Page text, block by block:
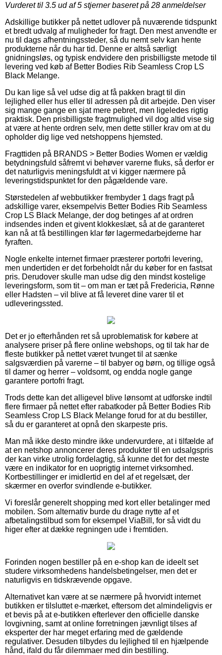
Vurderet til 3.5 ud af 5 stjerner baseret på 28 anmeldelser
Adskillige butikker på nettet udlover på nuværende tidspunkt
et bredt udvalg af muligheder for fragt. Den mest anvendte er
nu til dags afhentningssteder, så du nemt selv kan hente
produkterne når du har tid. Denne er altså særligt
gnidningsløs, og typisk endvidere den prisbilligste metode til
levering ved køb af Better Bodies Rib Seamless Crop LS
Black Melange.
Du kan lige så vel udse dig at få pakken bragt til din
lejlighed eller hus eller til adressen på dit arbejde. Den viser
sig mange gange en sjat mere pebret, men ligeledes rigtig
praktisk. Den prisbilligste fragtmulighed vil dog altid vise sig
at være at hente ordren selv, men dette stiller krav om at du
opholder dig lige ved netshoppens hjemsted.
Fragttiden på BRANDS > Better Bodies Women er vældig
betydningsfuld såfremt vi behøver varerne fluks, så derfor er
det naturligvis meningsfuldt at vi kigger nærmere på
leveringstidspunktet for den pågældende vare.
Størstedelen af webbutikker frembyder 1 dags fragt på
adskillige varer, eksempelvis Better Bodies Rib Seamless
Crop LS Black Melange, der dog betinges af at ordren
indsendes inden et givent klokkeslæt, så at de garanteret
kan nå at få bestillingen klar før lagermedarbejderne har
fyraften.
Nogle enkelte internet firmaer præsterer portofri levering,
men undertiden er det forbeholdt når du køber for en fastsat
pris. Derudover skulle man udse dig den mindst kostelige
leveringsform, som tit – om man er tæt på Fredericia, Rønne
eller Hadsten – vil blive at få leveret dine varer til et
udleveringssted.
Det er jo efterhånden ret så uproblematisk for købere at
analysere priser på flere online webshops, og til tak har de
fleste butikker på nettet været tvunget til at sænke
salgsværdien på varerne – til babyer og børn, og tillige også
til damer og herrer – voldsomt, og endda nogle gange
garantere portofri fragt.
Trods dette kan det alligevel blive lønsomt at udforske indtil
flere firmaer på nettet efter rabatkoder på Better Bodies Rib
Seamless Crop LS Black Melange forud for at du bestiller,
så du er garanteret at opnå den skarpeste pris.
Man må ikke desto mindre ikke undervurdere, at i tilfælde af
at en netshop annoncerer deres produkter til en udsalgspris
der kan virke utrolig fordelagtig, så kunne det for det meste
være en indikator for en uoprigtig internet virksomhed.
Kortbestillinger er imidlertid en del af et regelsæt, der
skærmer en overfor svindlende e-butikker.
Vi foreslår generelt shopping med kort eller betalinger med
mobilen. Som alternativ burde du drage nytte af et
afbetalingstilbud som for eksempel ViaBill, for så vidt du
higer efter at dække regningen ude i fremtiden.
Forinden nogen bestiller på en e-shop kan de ideelt set
studere virksomhedens handelsbetingelser, men det er
naturligvis en tidskrævende opgave.
Alternativet kan være at se nærmere på hvorvidt internet
butikken er tilsluttet e-mærket, eftersom det almindeligvis er
et bevis på at e-butikken efterlever den officielle danske
lovgivning, samt at online forretningen jævnligt tilses af
eksperter der har meget erfaring med de gældende
regulativer. Desuden tilbydes du lejlighed til en hjælpende
hånd, ifald du får dilemmaer med din bestilling.